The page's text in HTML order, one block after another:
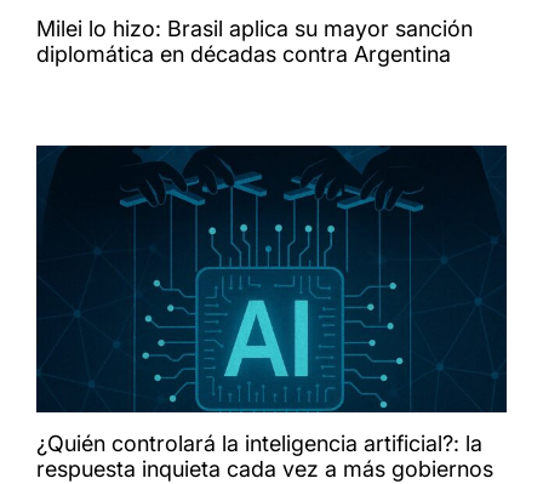
Milei lo hizo: Brasil aplica su mayor sanción
diplomática en décadas contra Argentina
¿Quién controlará la inteligencia artificial?: la
respuesta inquieta cada vez a más gobiernos